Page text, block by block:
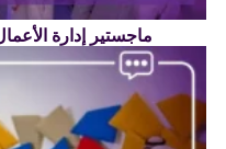
ماجستير إدارة الأعمال